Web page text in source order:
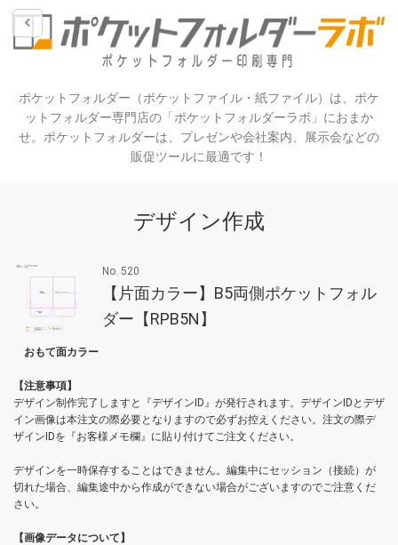
ポケットフォルダー（ポケットファイル・紙ファイル）は、ポケ
ットフォルダー専門店の「ポケットフォルダーラボ」におまか
せ。ポケットフォルダーは、プレゼンや会社案内、展示会などの
販促ツールに最適です！
デザイン作成
No. 520
【片面カラー】B5両側ポケットフォル
ダー【RPB5N】
おもて面カラー
【注意事項】
デザイン制作完了しますと『デザインID』が発行されます。デザインIDとデザ
イン画像は本注文の際必要となりますので必ずお控えください。注文の際デ
ザインIDを『お客様メモ欄』に貼り付けてご注文ください。
デザインを一時保存することはできません。編集中にセッション（接続）が
切れた場合、編集途中から作成ができない場合がございますのでご注意くだ
さい。
【画像データについて】